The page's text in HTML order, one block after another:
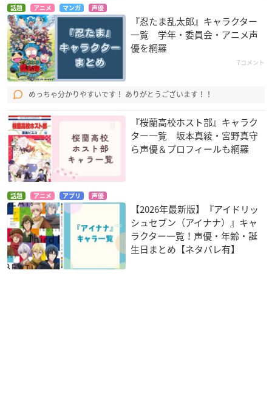
話題 アニメ マンガ 声優
『忍たま乱太郎』キャラクター
一覧 学年・委員会・アニメ声
優を網羅
7コメント
めっちゃ分かりやすいです！ ありがとうございます！！
『桜蘭高校ホスト部』キャラク
ター一覧 坂本真綾・宮野真守
ら声優＆プロフィールも網羅
話題 アニメ アプリ 声優
【2026年最新版】『アイドリッ
シュセブン（アイナナ）』キャ
ラクター一覧！声優・年齢・誕
生日まとめ【ネタバレ有】